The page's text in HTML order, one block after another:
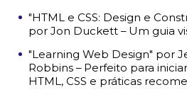
"HTML e CSS: Design e
por Jon Duckett – Um guia
"Learning Web Design" por
Robbins – Perfeito para
HTML, CSS e práticas